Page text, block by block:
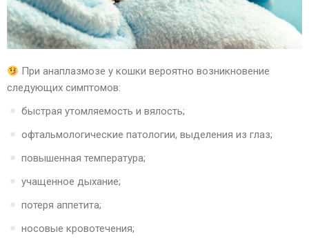
При анаплазмозе у кошки вероятно возникновение
следующих симптомов:
быстрая утомляемость и вялость;
офтальмологические патологии, выделения из глаз;
повышенная температура;
учащенное дыхание;
потеря аппетита;
носовые кровотечения;